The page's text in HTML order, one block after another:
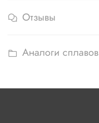
Отзывы
Аналоги сплавов